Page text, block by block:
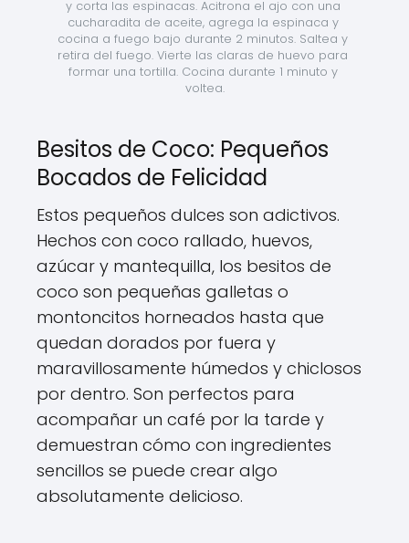
y corta las espinacas. Acitrona el ajo con una
cucharadita de aceite, agrega la espinaca y
cocina a fuego bajo durante 2 minutos. Saltea y
retira del fuego. Vierte las claras de huevo para
formar una tortilla. Cocina durante 1 minuto y
voltea.
Besitos de Coco: Pequeños
Bocados de Felicidad
Estos pequeños dulces son adictivos.
Hechos con coco rallado, huevos,
azúcar y mantequilla, los besitos de
coco son pequeñas galletas o
montoncitos horneados hasta que
quedan dorados por fuera y
maravillosamente húmedos y chiclosos
por dentro. Son perfectos para
acompañar un café por la tarde y
demuestran cómo con ingredientes
sencillos se puede crear algo
absolutamente delicioso.